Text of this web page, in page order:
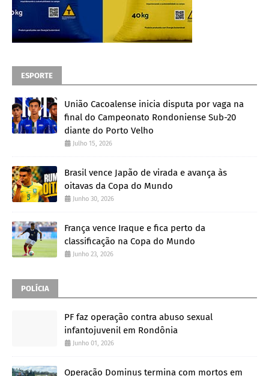
ESPORTE
União Cacoalense inicia disputa por vaga na
final do Campeonato Rondoniense Sub-20
diante do Porto Velho
Julho 15, 2026
Brasil vence Japão de virada e avança às
oitavas da Copa do Mundo
Junho 30, 2026
França vence Iraque e fica perto da
classificação na Copa do Mundo
Junho 23, 2026
POLÍCIA
PF faz operação contra abuso sexual
infantojuvenil em Rondônia
Junho 01, 2026
Operação Dominus termina com mortos em